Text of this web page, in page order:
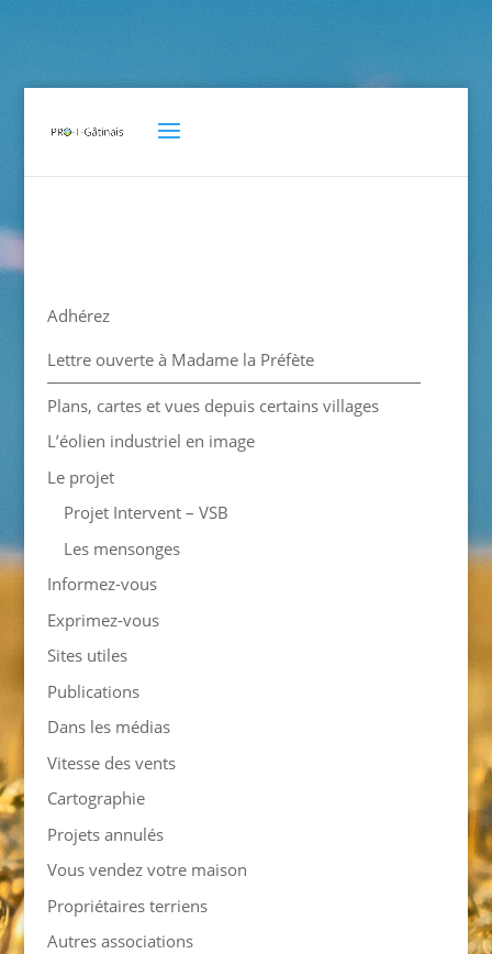
Adhérez
Lettre ouverte à Madame la Préfète
Plans, cartes et vues depuis certains villages
L’éolien industriel en image
Le projet
Projet Intervent – VSB
Les mensonges
Informez-vous
Exprimez-vous
Sites utiles
Publications
Dans les médias
Vitesse des vents
Cartographie
Projets annulés
Vous vendez votre maison
Propriétaires terriens
Autres associations